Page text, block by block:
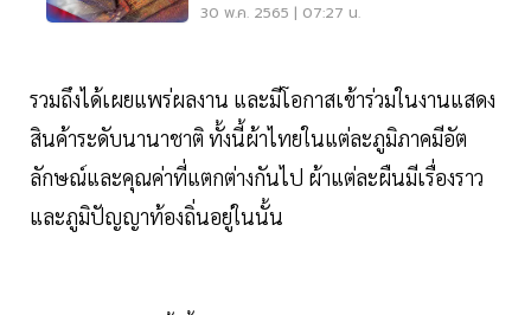
30 พ.ค. 2565 | 07:27 น.
รวมถึงได้เผยแพร่ผลงาน และมีโอกาสเข้าร่วมในงานแสดง
สินค้าระดับนานาชาติ ทั้งนี้ผ้าไทยในแต่ละภูมิภาคมีอัต
ลักษณ์และคุณค่าที่แตกต่างกันไป ผ้าแต่ละผืนมีเรื่องราว
และภูมิปัญญาท้องถิ่นอยู่ในนั้น